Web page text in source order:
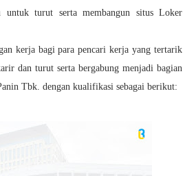
untuk turut serta membangun situs Loker
kerja bagi para pencari kerja yang tertarik
dan turut serta bergabung menjadi bagian
Tbk. dengan kualifikasi sebagai berikut: